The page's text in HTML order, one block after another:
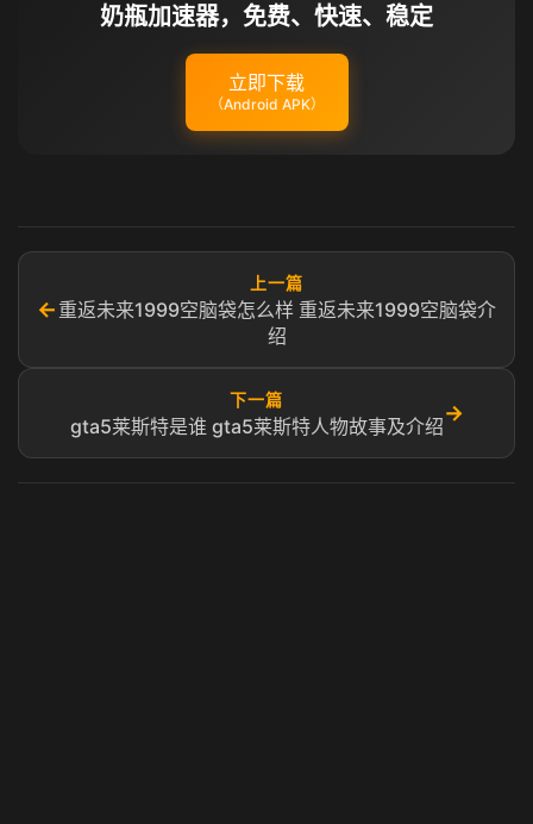
奶瓶加速器，免费、快速、稳定
立即下载
（Android APK）
←
上一篇
重返未来1999空脑袋怎么样 重返未来1999空脑袋介
绍
下一篇
gta5莱斯特是谁 gta5莱斯特人物故事及介绍
→